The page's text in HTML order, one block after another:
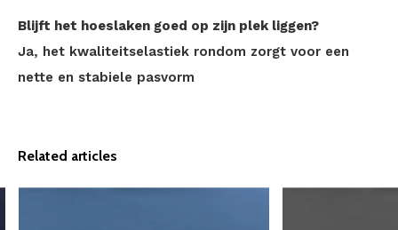
Blijft het hoeslaken goed op zijn plek liggen?
Ja, het kwaliteitselastiek rondom zorgt voor een
nette en stabiele pasvorm
Related articles